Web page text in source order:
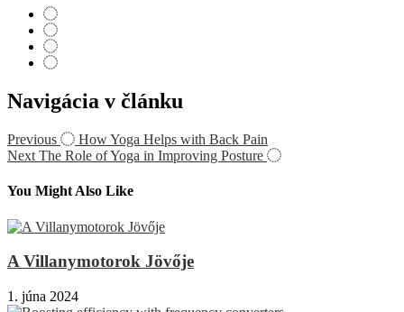
Navigácia v článku
Previous
How Yoga Helps with Back Pain
Next The Role of Yoga in Improving Posture
You Might Also Like
A Villanymotorok Jövője
1. júna 2024